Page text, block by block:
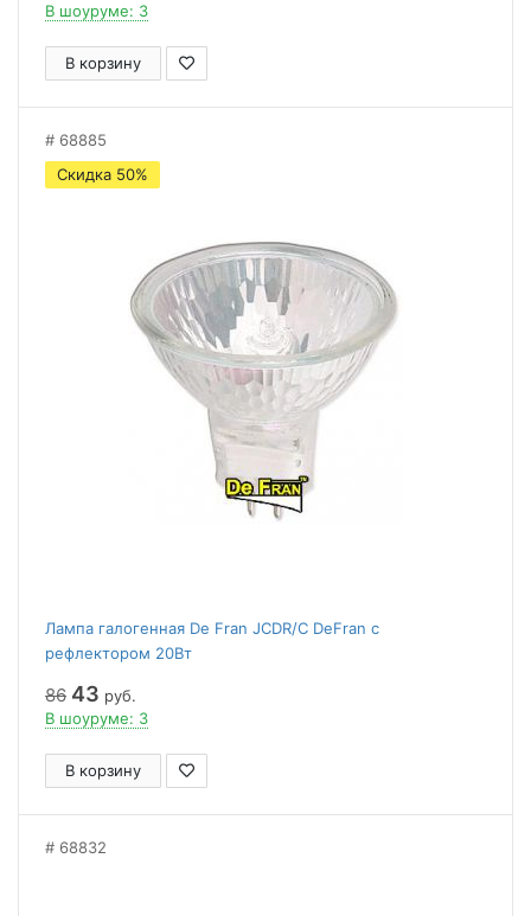
В шоуруме: 3
В корзину
68885
Скидка 50%
Лампа галогенная De Fran JCDR/C DeFran с
рефлектором 20Вт
86 43 руб.
В шоуруме: 3
В корзину
68832